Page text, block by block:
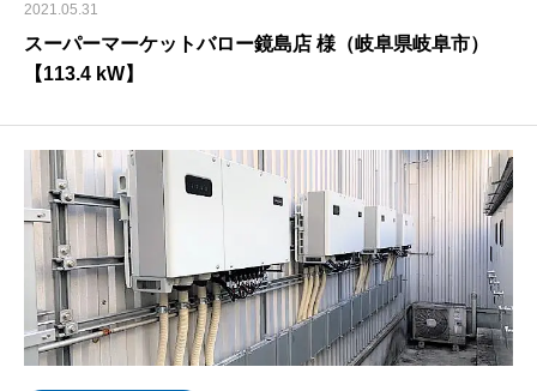
2021.05.31
スーパーマーケットバロー鏡島店 様（岐阜県岐阜市）
【113.4 kW】